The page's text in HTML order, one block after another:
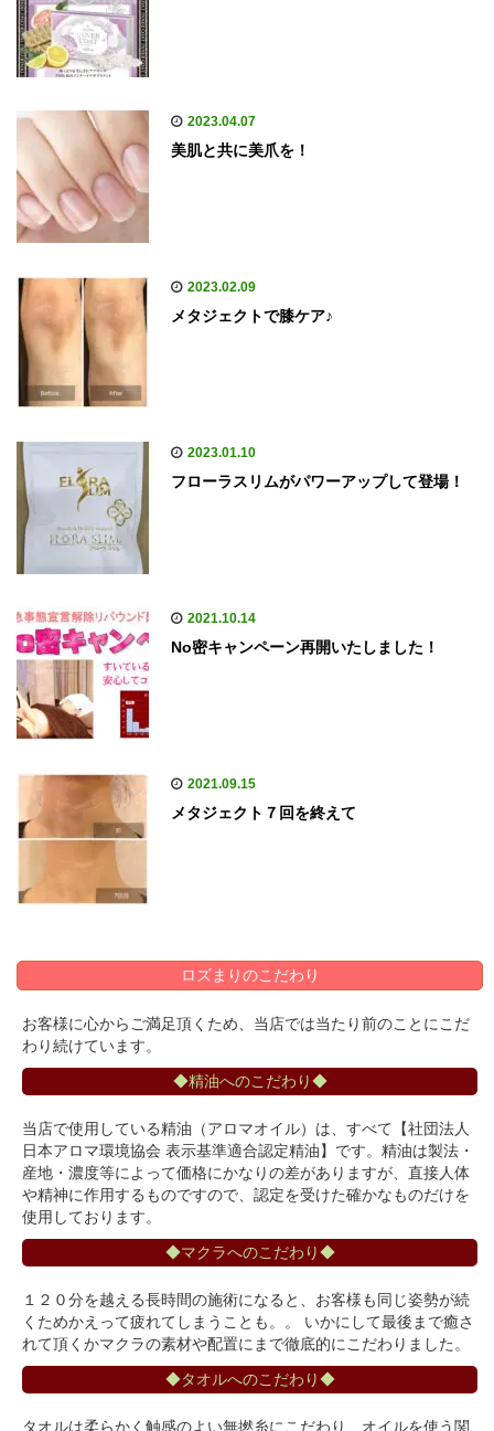
2023.04.07
美肌と共に美爪を！
2023.02.09
メタジェクトで膝ケア♪
2023.01.10
フローラスリムがパワーアップして登場！
2021.10.14
No密キャンペーン再開いたしました！
2021.09.15
メタジェクト７回を終えて
ロズまりのこだわり
お客様に心からご満足頂くため、当店では当たり前のことにこだ
わり続けています。
◆精油へのこだわり◆
当店で使用している精油（アロマオイル）は、すべて【社団法人
日本アロマ環境協会 表示基準適合認定精油】です。精油は製法・
産地・濃度等によって価格にかなりの差がありますが、直接人体
や精神に作用するものですので、認定を受けた確かなものだけを
使用しております。
◆マクラへのこだわり◆
１２０分を越える長時間の施術になると、お客様も同じ姿勢が続
くためかえって疲れてしまうことも。。 いかにして最後まで癒さ
れて頂くかマクラの素材や配置にまで徹底的にこだわりました。
◆タオルへのこだわり◆
タオルは柔らかく触感のよい無撚糸にこだわり、オイルを使う関